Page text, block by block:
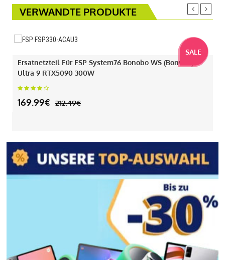
VERWANDTE PRODUKTE
SALE
Ersatnetzteil Für FSP System76 Bonobo WS (bonw16)
Ultra 9 RTX5090 300W
169.99€ 212.49€